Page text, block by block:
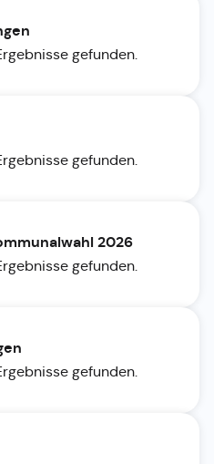
gefunden.
gefunden.
2026
gefunden.
gefunden.